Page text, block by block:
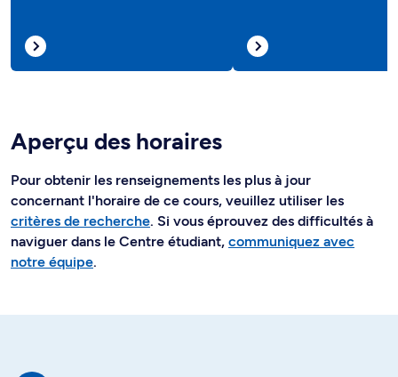
Aperçu des horaires
Pour obtenir les renseignements les plus à jour
concernant l'horaire de ce cours, veuillez utiliser les
critères de recherche. Si vous éprouvez des difficultés à
naviguer dans le Centre étudiant, communiquez avec
notre équipe.